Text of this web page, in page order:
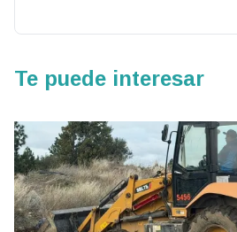
Te puede interesar